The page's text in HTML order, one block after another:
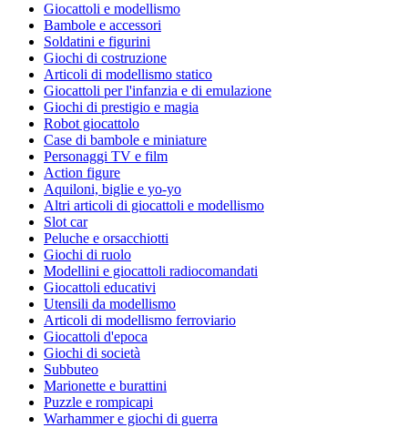
Giocattoli e modellismo
Bambole e accessori
Soldatini e figurini
Giochi di costruzione
Articoli di modellismo statico
Giocattoli per l'infanzia e di emulazione
Giochi di prestigio e magia
Robot giocattolo
Case di bambole e miniature
Personaggi TV e film
Action figure
Aquiloni, biglie e yo-yo
Altri articoli di giocattoli e modellismo
Slot car
Peluche e orsacchiotti
Giochi di ruolo
Modellini e giocattoli radiocomandati
Giocattoli educativi
Utensili da modellismo
Articoli di modellismo ferroviario
Giocattoli d'epoca
Giochi di società
Subbuteo
Marionette e burattini
Puzzle e rompicapi
Warhammer e giochi di guerra